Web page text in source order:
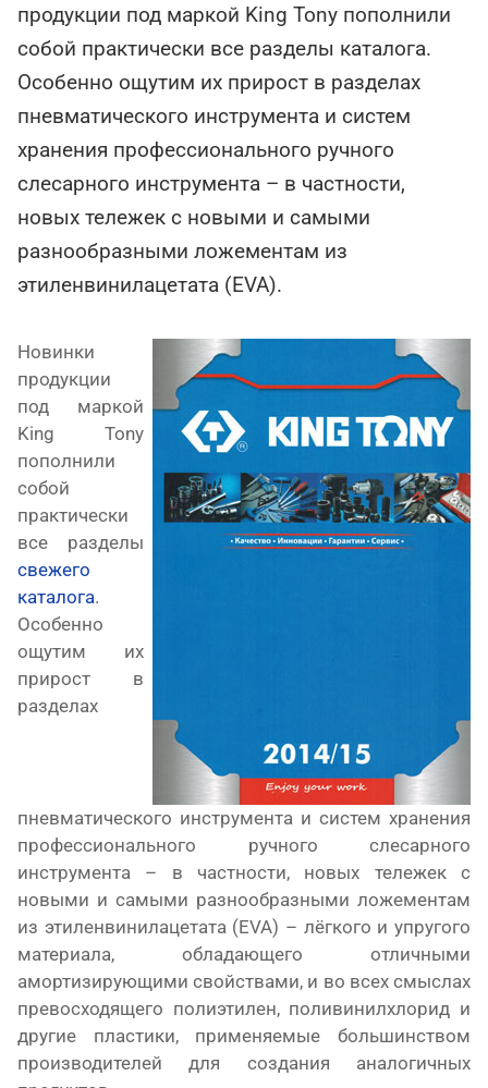
продукции под маркой King Tony пополнили
собой практически все разделы каталога.
Особенно ощутим их прирост в разделах
пневматического инструмента и систем
хранения профессионального ручного
слесарного инструмента – в частности,
новых тележек с новыми и самыми
разнообразными ложементам из
этиленвинилацетата (EVA).
Новинки
продукции
под маркой
King Tony
пополнили
собой
практически
все разделы
свежего
каталога.
Особенно
ощутим их
прирост в
разделах
пневматического инструмента и систем хранения
профессионального ручного слесарного
инструмента – в частности, новых тележек с
новыми и самыми разнообразными ложементам
из этиленвинилацетата (EVA) – лёгкого и упругого
материала, обладающего отличными
амортизирующими свойствами, и во всех смыслах
превосходящего полиэтилен, поливинилхлорид и
другие пластики, применяемые большинством
производителей для создания аналогичных